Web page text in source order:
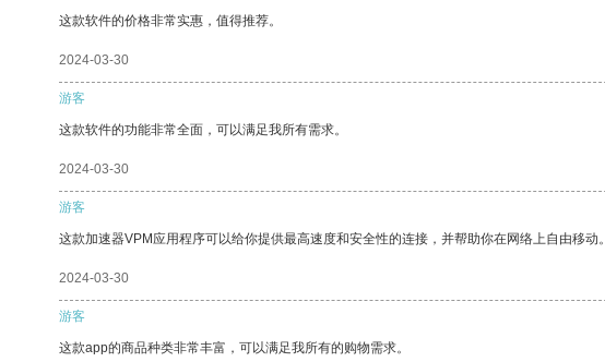
这款软件的价格非常实惠，值得推荐。
2024-03-30
游客
这款软件的功能非常全面，可以满足我所有需求。
2024-03-30
游客
这款加速器VPM应用程序可以给你提供最高速度和安全性的连接，并帮助你在网络上自由移动。
2024-03-30
游客
这款app的商品种类非常丰富，可以满足我所有的购物需求。